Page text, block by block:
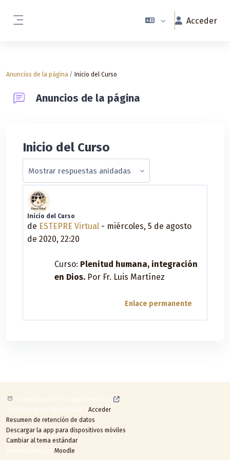
Acceder
Anuncios de la página Inicio del Curso
Anuncios de la página
Inicio del Curso
Inicio del Curso
de ESTEPRE Virtual - miércoles, 5 de agosto
de 2020, 22:20
Número de respuestas: 0
Curso: Plenitud humana, integración
en Dios. Por Fr. Luis Martínez
Enlace permanente
Acceder)
Resumen de retención de datos
Descargar la app para dispositivos móviles
Cambiar al tema estándar
Moodle